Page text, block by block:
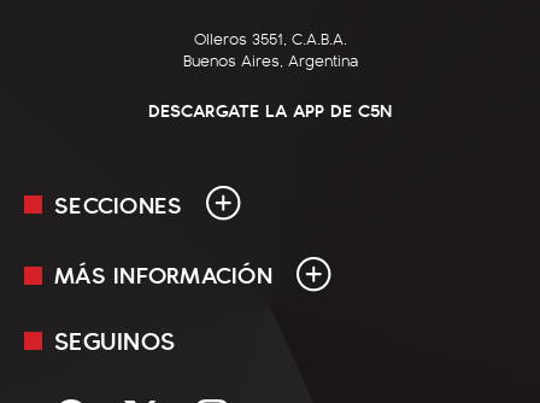
Olleros 3551, C.A.B.A.
Buenos Aires, Argentina
DESCARGATE LA APP DE C5N
SECCIONES
En Vivo
MÁS INFORMACIÓN
Mediakit
Términos y condiciones
SEGUINOS